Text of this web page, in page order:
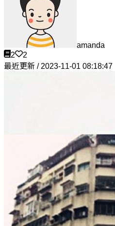
amanda
2
2
最近更新 / 2023-11-01 08:18:47